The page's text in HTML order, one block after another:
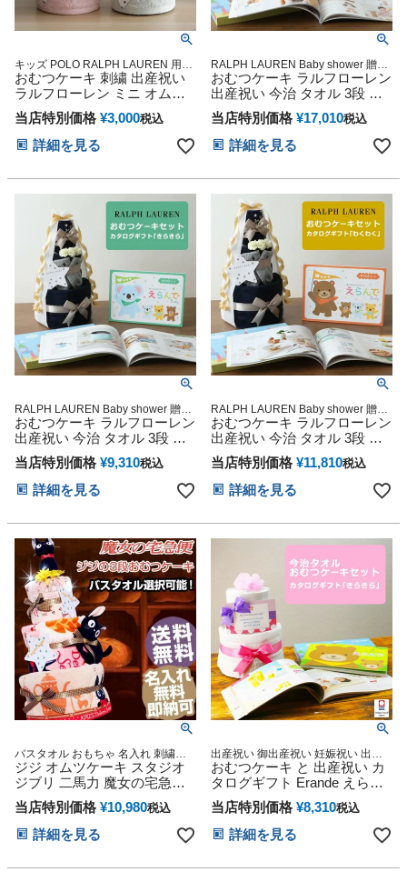
キッズ POLO RALPH LAUREN 用品
マタニティ 送料無料 豪華 赤ちゃん
専門
おむつケーキ 刺繍 出産祝い
ラルフローレン ミニ オムツ
ケーキ POLO RALPH
LAUREN 今治タオル オーガ
ニック 可愛い 男の子 女の子
男女兼用 ベビー ソックス ダ
ウィン バレンタイン 七五三
初節句 子供の日 ギフトセッ
ト 人気 端午の節句 ひな祭り
当店特別価格 ¥3,000税込
詳細を見る
RALPH LAUREN Baby shower 贈り
物 誕生日 出産記念 人気 オンライン
オムツケーキ カラフル インスタ
おむつケーキ ラルフローレン
出産祝い 今治 タオル 3段 男
の子 女の子 オーガニック コ
ットン ベビー ソックス ギフ
トセット POLO RALPH
LAUREN マタニティ 送料無
ゃん 子供 マタニティ ベイビ
ー クリスマス 七五三 初節句
子供の日 人気
当店特別価格 ¥17,010税込
詳細を見る
RALPH LAUREN Baby shower 贈り
物 誕生日 出産記念 人気 オンライン
オムツケーキ カラフル インスタ
おむつケーキ ラルフローレン
出産祝い 今治 タオル 3段 男
の子 女の子 オーガニック コ
ットン ベビー ソックス ギフ
トセット POLO RALPH
LAUREN マタニティ 送料無
念品 赤ちゃん 子供 マタニテ
ィ ベイビー クリスマス 七五
三 初節句 子供の日 人気
当店特別価格 ¥9,310税込
詳細を見る
RALPH LAUREN Baby shower 贈り
物 誕生日 出産記念 人気 オンライン
オムツケーキ カラフル インスタ
おむつケーキ ラルフローレン
出産祝い 今治 タオル 3段 男
の子 女の子 オーガニック コ
ットン ベビー ソックス ギフ
トセット POLO RALPH
LAUREN マタニティ 送料無
ゃん 子供 マタニティ ベイビ
ー クリスマス 七五三 初節句
子供の日 人気
当店特別価格 ¥11,810税込
詳細を見る
バスタオル おもちゃ 名入れ 刺繍無
料 即納 3段 今治タオル 出産祝い お
むつケーキ
ジジ オムツケーキ スタジオ
ジブリ 二馬力 魔女の宅急便
出産祝い おむつケーキ 思い
出 赤ちゃん 子供 出産 マタニ
ティ マタニティフォト パパ
ママ ベイビー お父さん お母
当店特別価格 ¥10,980税込
詳細を見る
出産祝い 御出産祝い 妊娠祝い 出産
記念 赤ちゃん 男の子 女の子
おむつケーキ と 出産祝い カ
タログギフト Erande えらん
で きらきら のセット
当店特別価格 ¥8,310税込
詳細を見る